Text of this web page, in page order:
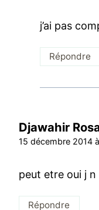
j’ai pas
Répondre
Djawahir
15 décembre 2014
peut etre oui j n
Répondre